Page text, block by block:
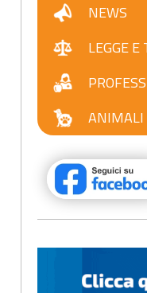
NEWS
LEGGE
ANIMALI